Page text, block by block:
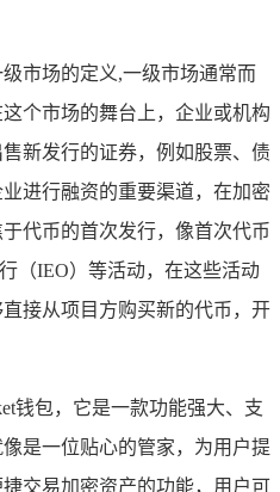
市场的定义,一级市场通常而
个市场的舞台上，企业或机构
新发行的证券，例如股票、债
进行融资的重要渠道，在加密
代币的首次发行，像首次代币
（IEO）等活动，在这些活动
接从项目方购买新的代币，开
钱包，它是一款功能强大、支
是一位贴心的管家，为用户提
交易加密资产的功能，用户可